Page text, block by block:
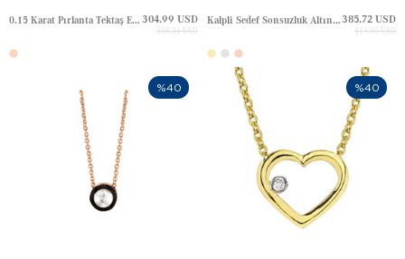
0.15 Karat Pırlanta Tektaş Elmas Altın Kolye 304.99 USD
508.31 USD
Kalpli Sedef Sonsuzluk Altın Kolye385.72 USD
514.30 USD
%40 %40